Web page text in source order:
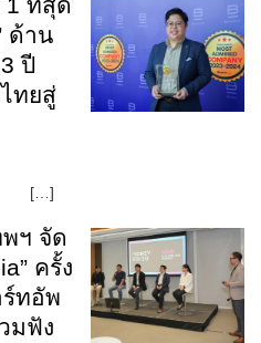
1 ที่สุด
ด้าน
ปี
ทยสู่
ฯ จัด
ครั้ง
ร์ทอัพ
มฟัง